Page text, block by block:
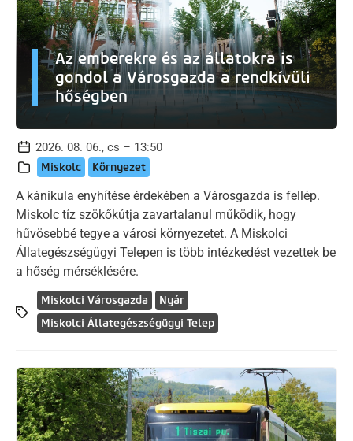
Az emberekre és az állatokra is
gondol a Városgazda a rendkívüli
hőségben
2026. 08. 06., cs – 13:50
Miskolc Környezet
A kánikula enyhítése érdekében a Városgazda is fellép.
Miskolc tíz szökőkútja zavartalanul működik, hogy
hűvösebbé tegye a városi környezetet. A Miskolci
Állategészségügyi Telepen is több intézkedést vezettek be
a hőség mérséklésére.
Miskolci Városgazda
Nyár
Miskolci Állategészségügyi Telep